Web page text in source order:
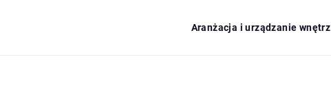
Aranżacja i urządzanie wnętrz